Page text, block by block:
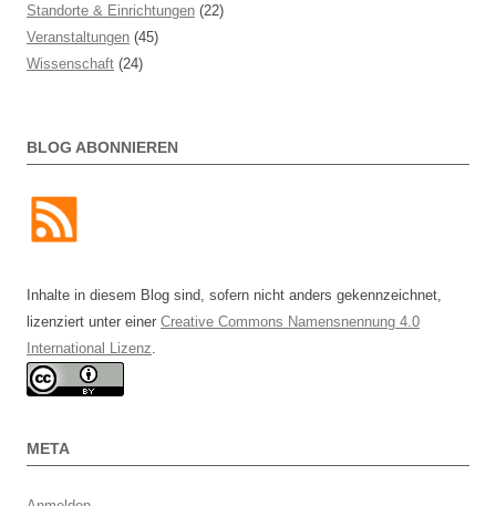
Standorte & Einrichtungen (22)
Veranstaltungen (45)
Wissenschaft (24)
BLOG ABONNIEREN
Inhalte in diesem Blog sind, sofern nicht anders gekennzeichnet,
lizenziert unter einer Creative Commons Namensnennung 4.0
International Lizenz
META